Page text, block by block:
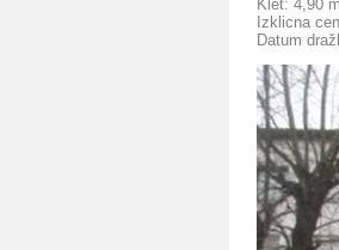
Klet: 4,90 m
Izklicna
Datum